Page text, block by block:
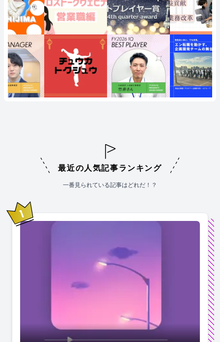
最近の人気記事ランキング
一番見られている記事はどれだ！？
1位